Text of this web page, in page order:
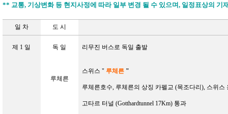
** 교통, 기상변화 등 현지사정에 따라 일부 변경 될 수 있으며, 일정표상의 기
일 차 도 시
제 1 일 독 일
루체른
리무진 버스로 독일 출발
스위스 " 루체른 "
루체른호수 루체른의 상징 카펠교(목조다리), 스위스
고타르 터널 (Gotthardtunnel 17Km) 통과